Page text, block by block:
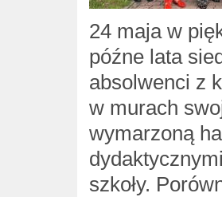
24 maja w
późne lata
absolwenci z
w murach
wymarzoną
szkoły.